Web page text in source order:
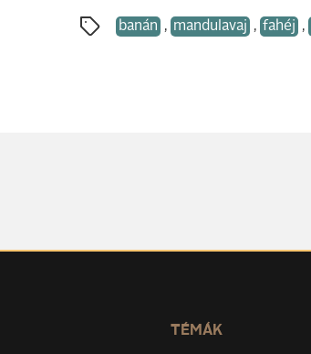
banán , mandulavaj , fahéj ,
TÉMÁK